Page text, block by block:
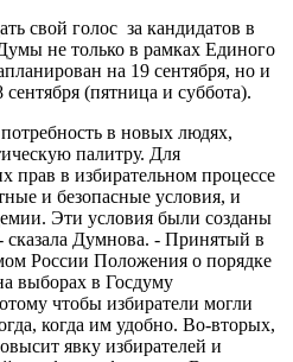
свой голос за кандидатов в
не только в рамках Единого
на 19 сентября, но и
(пятница и суббота).
в новых людях,
палитру. Для
прав в избирательном процессе
и безопасные условия, и
Эти условия были созданы
Думнова. - Принятый в
России Положения о порядке
выборах в Госдуму
чтобы избиратели могли
когда им удобно. Во-вторых,
явку избирателей и